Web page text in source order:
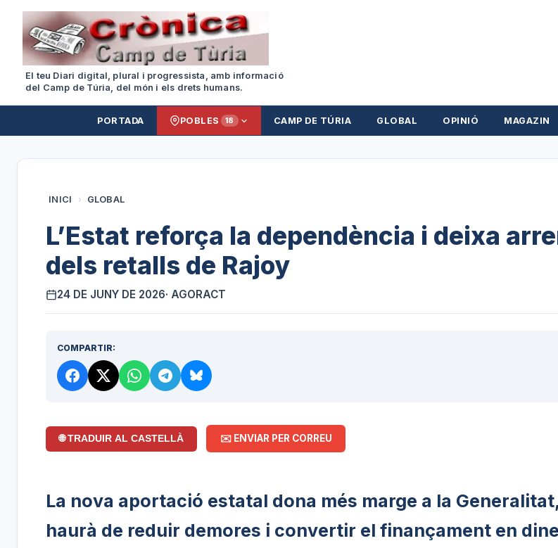
El teu Diari digital, plural i progressista, amb informació
del Camp de Túria, del món i els drets humans.
PORTADA POBLES 18 CAMP DE TÚRIA GLOBAL OPINIÓ MAGAZIN
INICI › GLOBAL
L’Estat reforça la dependència i deixa
dels retalls de Rajoy
24 DE JUNY DE 2026· AGORACT
COMPARTIR:
🌐 TRADUIR AL CASTELLÀ ✉️ ENVIAR PER CORREU
La nova aportació estatal dona més marge a la
haurà de reduir demores i convertir el finançament en